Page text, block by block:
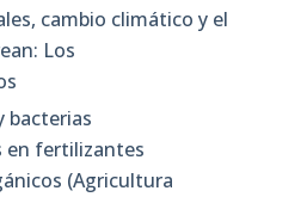
cambio climático y el
Los
bacterias
fertilizantes
(Agricultura